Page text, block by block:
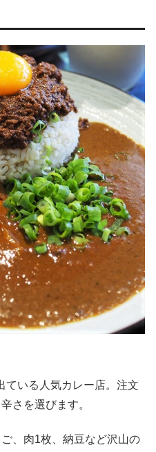
ている人気カレー店。注文
さを選びます。
、肉1枚、納豆など沢山の